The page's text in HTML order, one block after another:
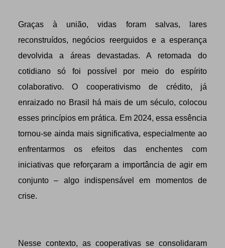
Graças à união, vidas foram salvas, lares
reconstruídos, negócios reerguidos e a esperança
devolvida a áreas devastadas. A retomada do
cotidiano só foi possível por meio do espírito
colaborativo. O cooperativismo de crédito, já
enraizado no Brasil há mais de um século, colocou
esses princípios em prática. Em 2024, essa essência
tornou-se ainda mais significativa, especialmente ao
enfrentarmos os efeitos das enchentes com
iniciativas que reforçaram a importância de agir em
conjunto – algo indispensável em momentos de
crise.
Nesse contexto, as cooperativas se consolidaram